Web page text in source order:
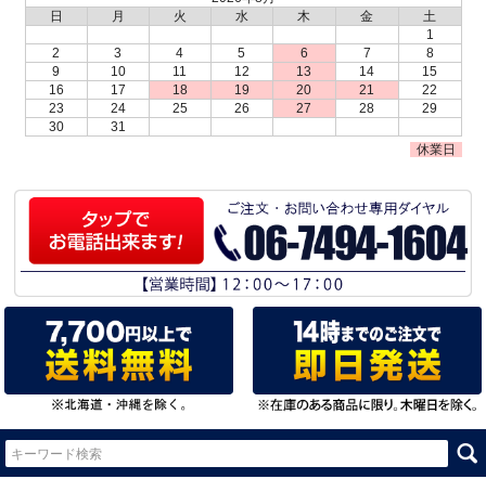
日
月 火 水 木 金
土
1
2
3 4 5 6 7
8
9
10 11 12 13 14
15
16
17 18 19 20 21
22
23
24 25 26 27 28
29
30
31
休業日